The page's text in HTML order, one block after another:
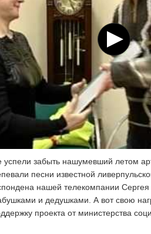
забыть нашумевший летом
песни известной
нашей телекомпании
и дедушками. А вот свою
проекта от министерства